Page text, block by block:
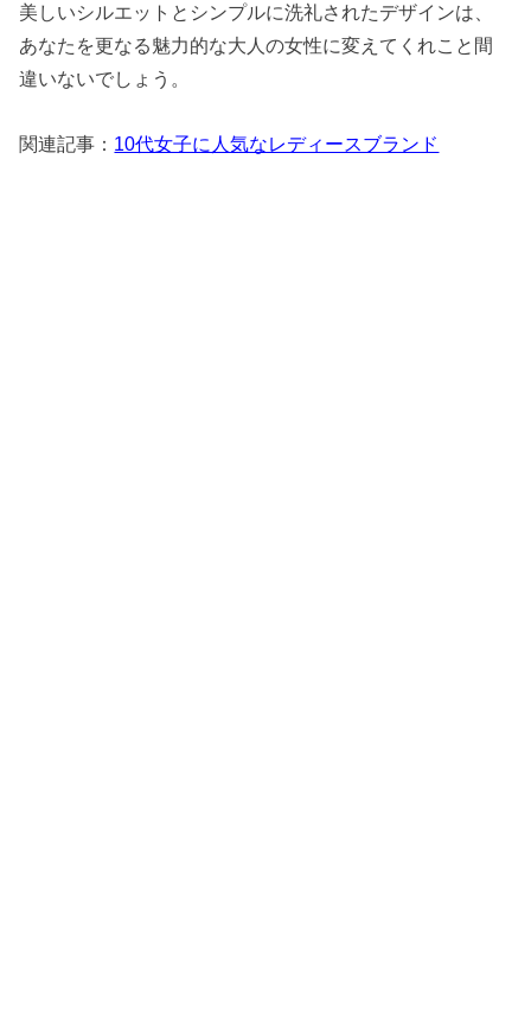
美しいシルエットとシンプルに洗礼されたデザインは、
あなたを更なる魅力的な大人の女性に変えてくれこと間
違いないでしょう。
関連記事： 10代女子に人気なレディースブランド